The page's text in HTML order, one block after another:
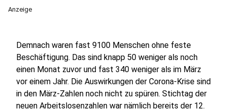
Anzeige
Demnach waren fast 9100 Menschen ohne feste
Beschäftigung. Das sind knapp 50 weniger als noch
einen Monat zuvor und fast 340 weniger als im März
vor einem Jahr. Die Auswirkungen der Corona-Krise sind
in den März-Zahlen noch nicht zu spüren. Stichtag der
neuen Arbeitslosenzahlen war nämlich bereits der 12.